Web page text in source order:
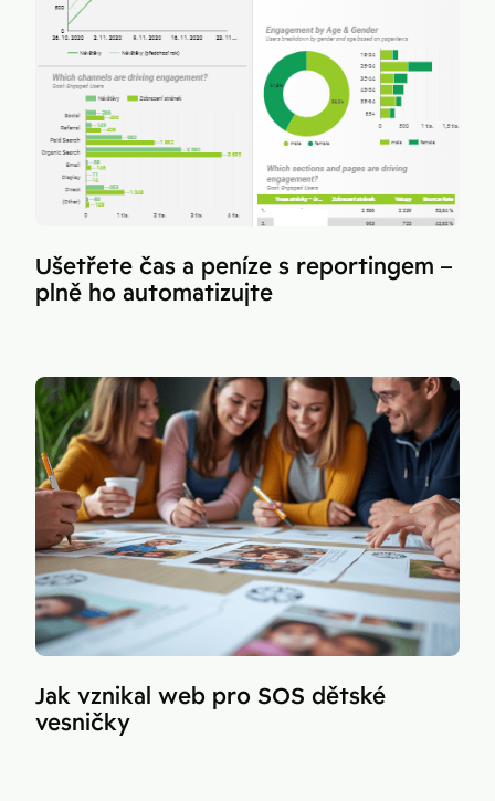
Ušetřete čas a peníze s reportingem –
plně ho automatizujte
Jak vznikal web pro SOS dětské
vesničky